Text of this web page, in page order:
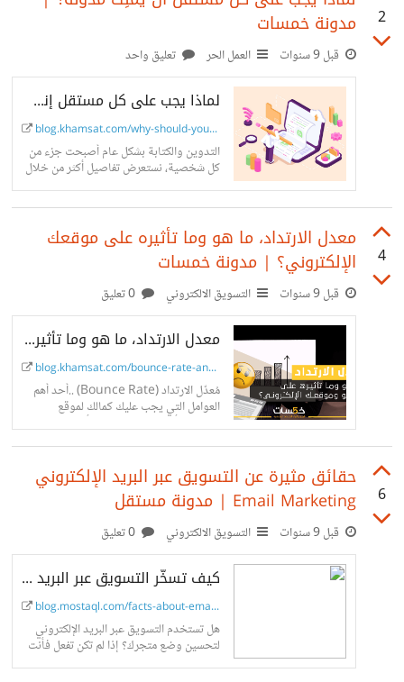
2 مدونة خمسات
قبل 9 سنوات العمل الحر تعليق واحد
لماذا يجب على كل مستقل إنشاء مدونة شخصية؟
blog.khamsat.com/why-should-you-h...
التدوين والكتابة بشكل عام أصبحت جزء من
كل شخصية، نستعرض تفاصيل أكثر من خلال
الإجابة على سؤال: لماذا يجب على كل مستقل
4
معدل الارتداد، ما هو وما تأثيره على موقعك
الإلكتروني؟ | مدونة خمسات
قبل 9 سنوات التسويق الالكتروني
معدل الارتداد، ما هو وما تأثيره على موقعك الإلكتروني؟ | مدونة خمسات
blog.khamsat.com/bounce-rate-and-...
مُعدّل الارتداد (Bounce Rate) ..أحد أهم
العوامل التي يجب عليك كمالك لموقع
إلكتروني أو كمتخصص SEO أن تهتم بها
6
حقائق مثيرة عن التسويق عبر البريد الإلكتروني
Email Marketing | مدونة مستقل
قبل 9 سنوات التسويق الالكتروني
كيف تسخّر التسويق عبر البريد الإلكتروني لزيادة مبيعاتك؟
blog.mostaql.com/facts-about-emai...
هل تستخدم التسويق عبر البريد الإلكتروني
لتحسين وضع متجرك؟ إذا لم تكن تفعل فأنت
تفوّت على نفسك فرصة هائلة لزيادة مبيعات